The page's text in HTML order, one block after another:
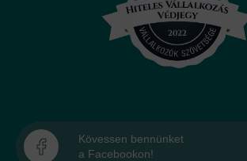
Kövessen bennünket
a Facebookon!